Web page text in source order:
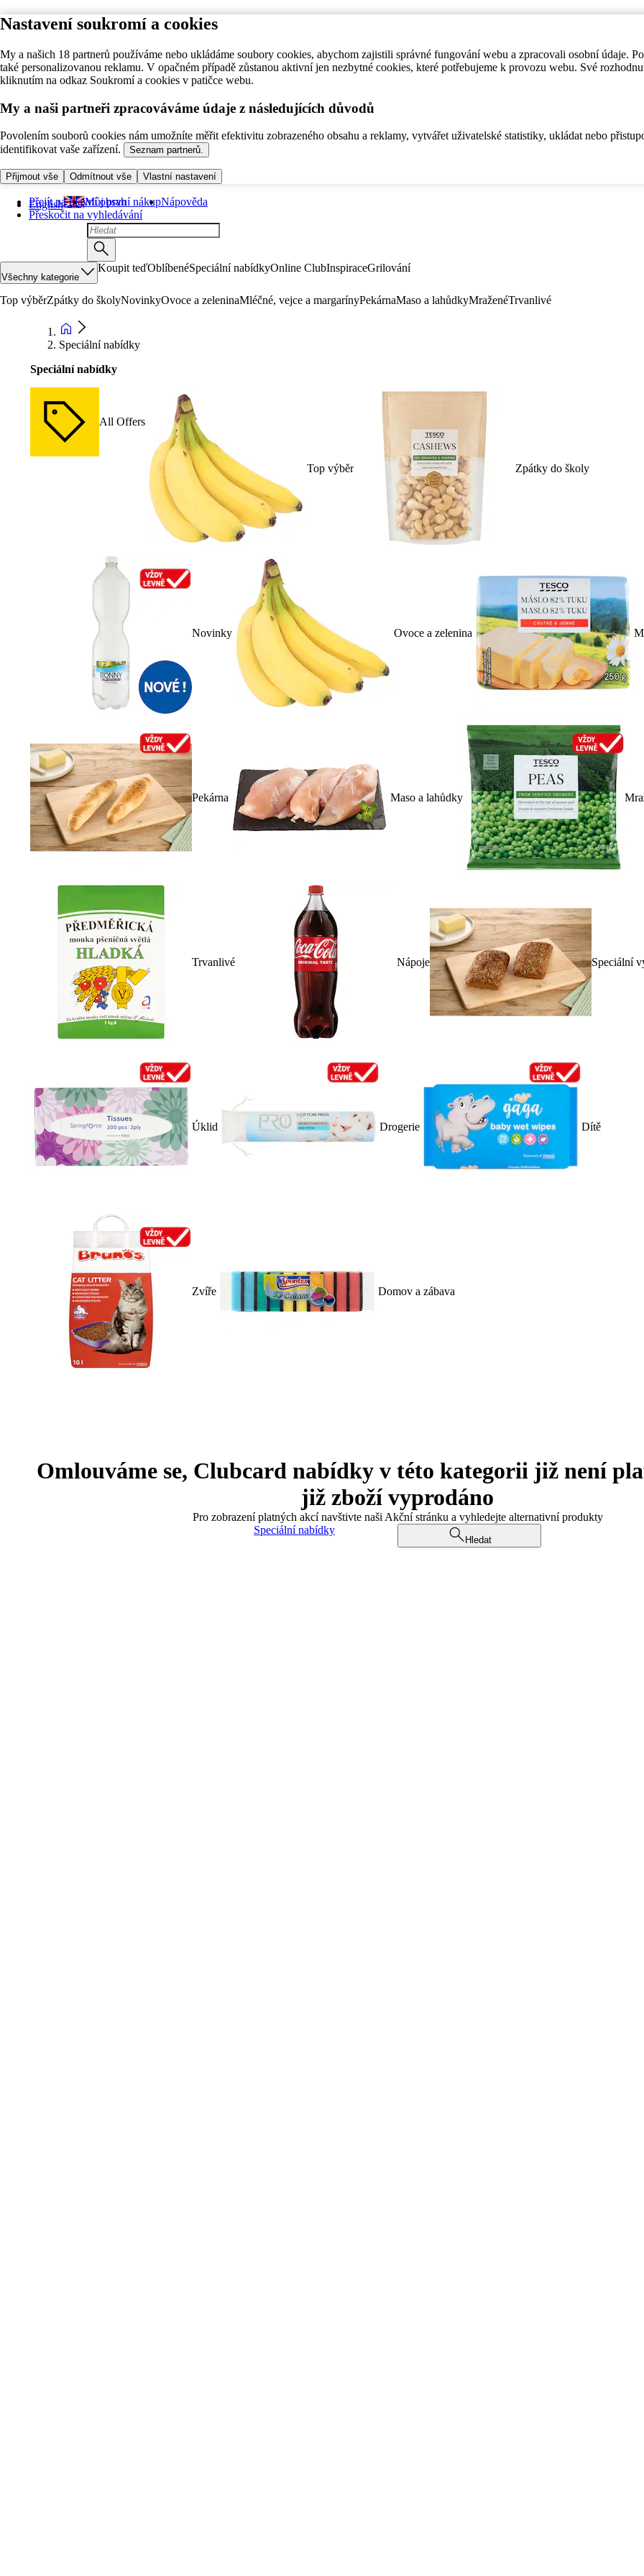
Nastavení soukromí a cookies
My a našich 18 partnerů používáme nebo ukládáme soubory cookies, abychom zajistili správné fungování webu a zpracovali osobní údaje.
také personalizovanou reklamu. V opačném případě zůstanou aktivní jen nezbytné cookies, které potřebujeme k provozu webu. Své
kliknutím na odkaz Soukromí a cookies v patičce webu.
My a naši partneři zpracováváme údaje z následujících důvodů
Povolením souborů cookies nám umožníte měřit efektivitu zobrazeného obsahu a reklamy, vytvářet uživatelské statistiky, ukládat nebo
identifikovat vaše zařízení.
Seznam partnerů.
Přijmout vše Odmítnout vše Vlastní nastavení
Přejít na hlavní obsah
Přeskočit na vyhledávání
English Můj první nákupNápověda
Všechny kategorie
Koupit teďOblíbenéSpeciální nabídkyOnline ClubInspiraceGrilování
Top výběrZpátky do školyNovinkyOvoce a zeleninaMléčné, vejce a margarínyPekárnaMaso a lahůdkyMraženéTrvanlivé
Speciální nabídky
Speciální nabídky
All Offers
Top výběr Zpátky do školy
Novinky Ovoce a zelenina
Pekárna Maso a lahůdky
Trvanlivé Nápoje Speciální
Úklid Drogerie Dítě
Zvíře Domov a zábava
Omlouváme se, Clubcard nabídky v této kategorii již není
již zboží vyprodáno
Pro zobrazení platných akcí navštivte naši Akční stránku a vyhledejte alternativní produkty
Speciální nabídky
Hledat